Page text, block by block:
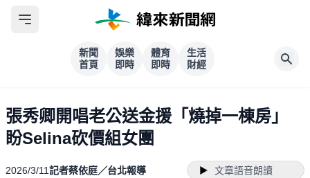
新聞
首頁
娛樂
即時
體育
即時
生活
財經
張秀卿開唱老公送金援「燒掉一棟房」
盼Selina砍價組女團
2026/3/11記者蔡依庭／台北報導 文章語音朗讀